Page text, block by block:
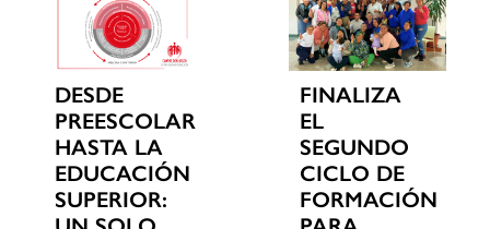
DESDE
PREESCOLAR
HASTA LA
EDUCACIÓN
SUPERIOR:
FINALIZA
EL
SEGUNDO
CICLO DE
FORMACIÓN